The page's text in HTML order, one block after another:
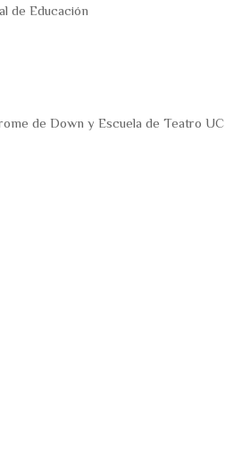
de Educación
de Down y Escuela de Teatro UC